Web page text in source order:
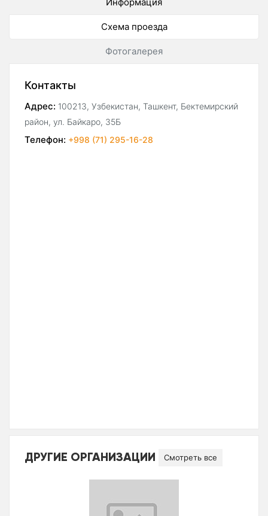
Схема проезда
Фотогалерея
Контакты
Адрес: 100213, Узбекистан, Ташкент, Бектемирский
район, ул. Байкаро, 35Б
Телефон: +998 (71) 295-16-28
ДРУГИЕ ОРГАНИЗАЦИИ Смотреть все